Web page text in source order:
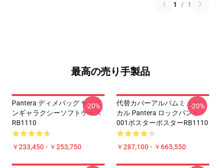
1 / 1
最高の売り手製品
Pantera ディメバッグ サムス
ンギャラクシーソフトケース
RB1110
￥233,450 - ￥253,750
-20%
代替カバーアルバムミュージ
カル Pantera ロックバンド
001ポスターポスターRB1110
￥287,100 - ￥665,550
-20%